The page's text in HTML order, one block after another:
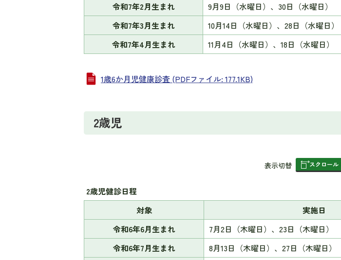
令和7年2月生まれ
9月9日（水曜日）、30日（水曜日）
令和7年3月生まれ
10月14日（水曜日）、28日（水曜日）
令和7年4月生まれ
11月4日（水曜日）、18日（水曜日）
1歳6か月児健康診査 (PDFファイル: 177.1KB)
2歳児
表
の
表示切替 スクロール
2歳児健診日程
対象
実施日
令和6年6月生まれ
7月2日（木曜日）、23日（木曜日）
令和6年7月生まれ
8月13日（木曜日）、27日（木曜日）